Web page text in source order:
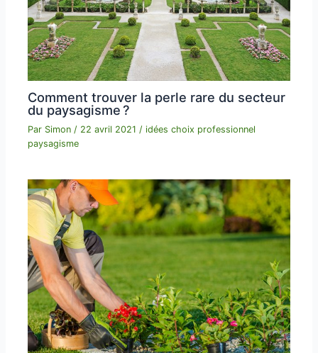
Comment trouver la perle rare du secteur
du paysagisme ?
Par Simon/ 22 avril 2021/idées choix professionnel
paysagisme